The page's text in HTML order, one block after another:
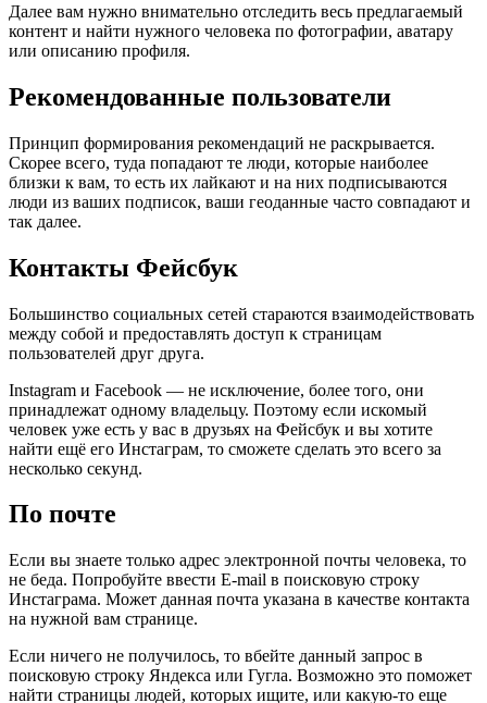
Далее вам нужно внимательно отследить весь предлагаемый
контент и найти нужного человека по фотографии, аватару
или описанию профиля.
Рекомендованные пользователи
Принцип формирования рекомендаций не раскрывается.
Скорее всего, туда попадают те люди, которые наиболее
близки к вам, то есть их лайкают и на них подписываются
люди из ваших подписок, ваши геоданные часто совпадают и
так далее.
Контакты Фейсбук
Большинство социальных сетей стараются взаимодействовать
между собой и предоставлять доступ к страницам
пользователей друг друга.
Instagram и Facebook — не исключение, более того, они
принадлежат одному владельцу. Поэтому если искомый
человек уже есть у вас в друзьях на Фейсбук и вы хотите
найти ещё его Инстаграм, то сможете сделать это всего за
несколько секунд.
По почте
Если вы знаете только адрес электронной почты человека, то
не беда. Попробуйте ввести E-mail в поисковую строку
Инстаграма. Может данная почта указана в качестве контакта
на нужной вам странице.
Если ничего не получилось, то вбейте данный запрос в
поисковую строку Яндекса или Гугла. Возможно это поможет
найти страницы людей, которых ищите, или какую-то еще